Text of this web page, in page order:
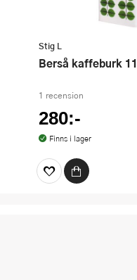
Stig L
Berså kaffeburk
1 recension
280:-
Finns i lager